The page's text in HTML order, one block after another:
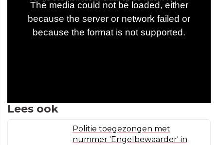
Lees ook
Politie toegezongen met
nummer 'Engelbewaarder' in